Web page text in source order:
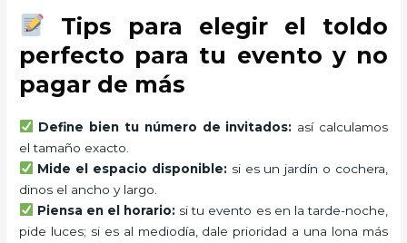
Tips para elegir el toldo
perfecto para tu evento y no
pagar de más
Define bien tu número de invitados: así calculamos
el tamaño exacto.
Mide el espacio disponible:si es un jardín o cochera,
dinos el ancho y largo.
Piensa en el horario: si tu evento es en la tarde-noche,
pide luces; si es al mediodía, dale prioridad a una lona más